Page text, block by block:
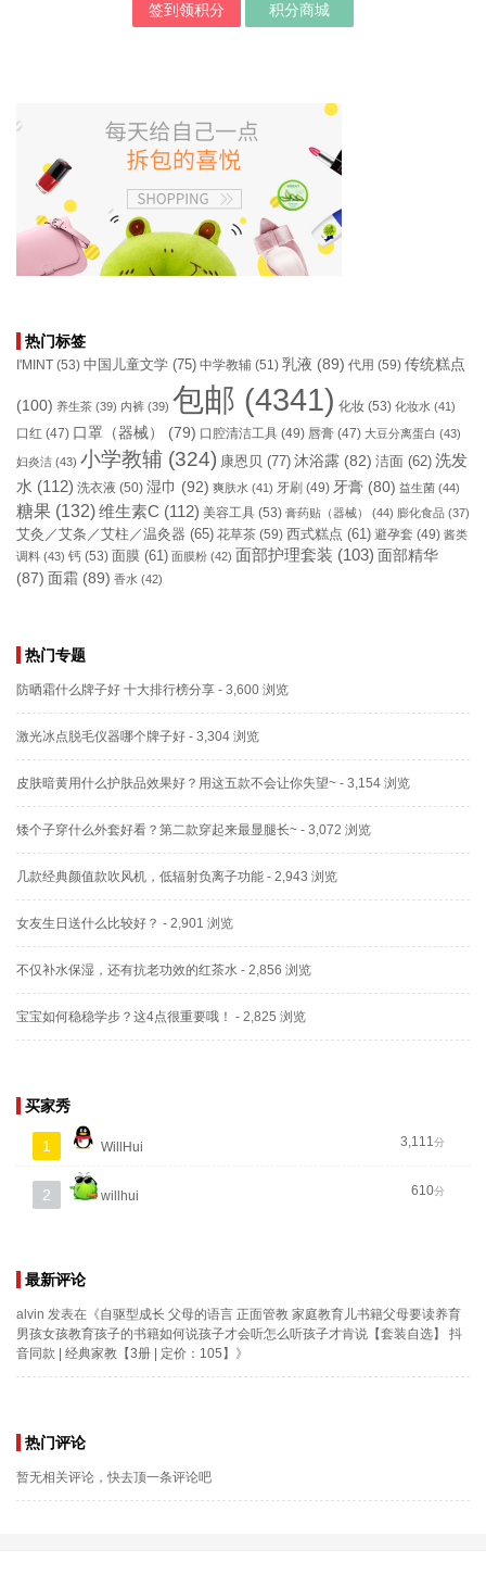
签到领积分 积分商城
热门标签
I'MINT (53) 中国儿童文学 (75) 中学教辅 (51) 乳液 (89) 代用 (59) 传统糕点
(100) 养生茶 (39) 内裤 (39) 包邮 (4341) 化妆 (53) 化妆水 (41)
口红 (47) 口罩（器械） (79) 口腔清洁工具 (49) 唇膏 (47) 大豆分离蛋白 (43)
妇炎洁 (43) 小学教辅 (324) 康恩贝 (77) 沐浴露 (82) 洁面 (62) 洗发
水 (112) 洗衣液 (50) 湿巾 (92) 爽肤水 (41) 牙刷 (49) 牙膏 (80) 益生菌 (44)
糖果 (132)维生素C (112) 美容工具 (53) 膏药贴（器械） (44) 膨化食品 (37)
艾灸／艾条／艾柱／温灸器 (65) 花草茶 (59) 西式糕点 (61) 避孕套 (49) 酱类
调料 (43) 钙 (53) 面膜 (61) 面膜粉 (42) 面部护理套装 (103) 面部精华
(87) 面霜 (89) 香水 (42)
热门专题
防晒霜什么牌子好 十大排行榜分享 - 3,600 浏览
激光冰点脱毛仪器哪个牌子好 - 3,304 浏览
皮肤暗黄用什么护肤品效果好？用这五款不会让你失望~ - 3,154 浏览
矮个子穿什么外套好看？第二款穿起来最显腿长~ - 3,072 浏览
几款经典颜值款吹风机，低辐射负离子功能 - 2,943 浏览
女友生日送什么比较好？ - 2,901 浏览
不仅补水保湿，还有抗老功效的红茶水 - 2,856 浏览
宝宝如何稳稳学步？这4点很重要哦！ - 2,825 浏览
买家秀
1 WillHui 3,111分
2 willhui 610分
最新评论
alvin 发表在《自驱型成长 父母的语言 正面管教 家庭教育儿书籍父母要读养育
男孩女孩教育孩子的书籍如何说孩子才会听怎么听孩子才肯说【套装自选】 抖
音同款 | 经典家教【3册 | 定价：105】 》
热门评论
暂无相关评论，快去顶一条评论吧